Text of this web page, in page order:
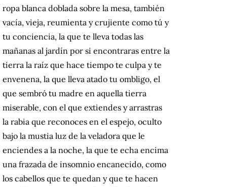
ropa blanca doblada sobre la mesa, también
vacía, vieja, reumienta y crujiente como tú y
tu conciencia, la que te lleva todas las
mañanas al jardín por si encontraras entre la
tierra la raíz que hace tiempo te culpa y te
envenena, la que lleva atado tu ombligo, el
que sembró tu madre en aquella tierra
miserable, con el que extiendes y arrastras
la rabia que reconoces en el espejo, oculto
bajo la mustia luz de la veladora que le
enciendes a la noche, la que te echa encima
una frazada de insomnio encanecido, como
los cabellos que te quedan y que te hacen